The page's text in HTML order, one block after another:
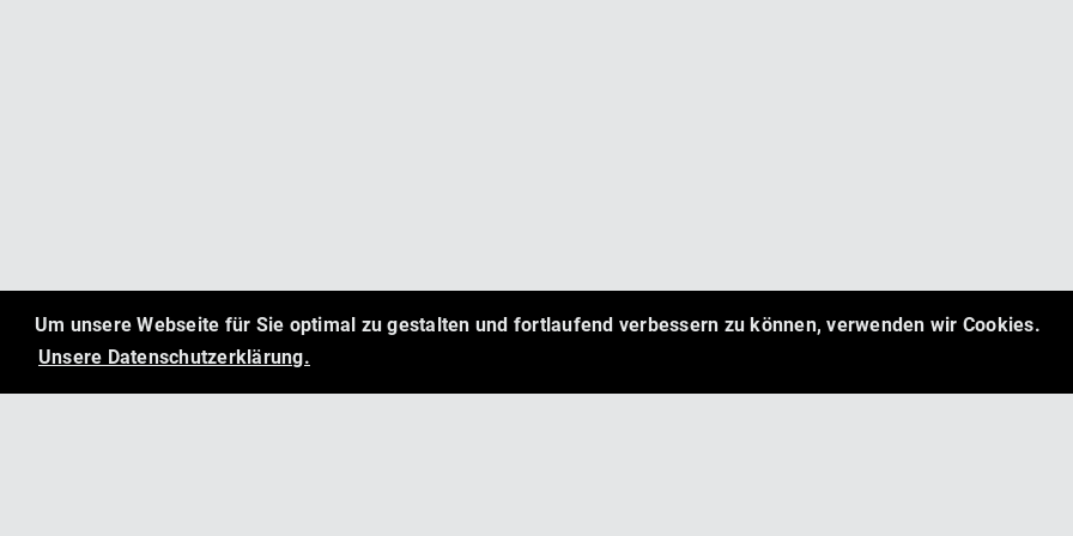
Um unsere Webseite für Sie optimal zu gestalten und fortlaufend verbessern zu können, verwenden wir Cookies.
Unsere Datenschutzerklärung.